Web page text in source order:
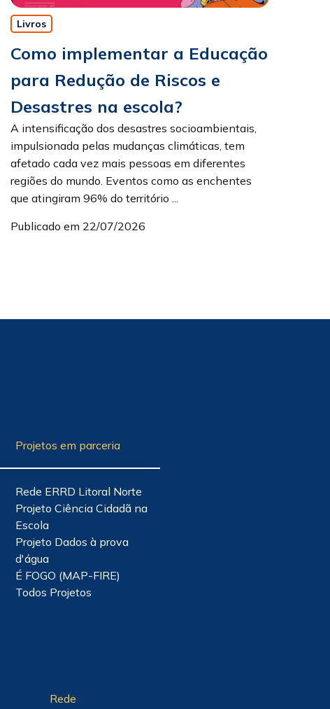
Livros
Como implementar a Educação
para Redução de Riscos e
Desastres na escola?
A intensificação dos desastres socioambientais,
impulsionada pelas mudanças climáticas, tem
afetado cada vez mais pessoas em diferentes
regiões do mundo. Eventos como as enchentes
que atingiram 96% do território ...
Publicado em 22/07/2026
Projetos em parceria
Rede ERRD Litoral Norte
Projeto Ciência Cidadã na
Escola
Projeto Dados à prova
d'água
É FOGO (MAP-FIRE)
Todos Projetos
Rede